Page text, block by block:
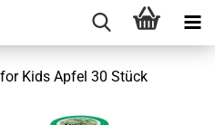
Kids Apfel 30 Stück